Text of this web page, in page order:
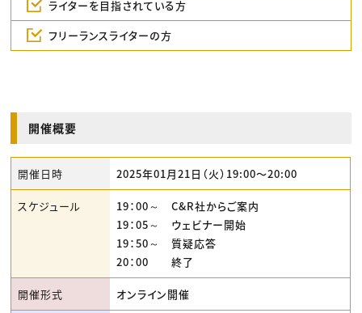
ライターを目指されている方
フリーランスライターの方
開催概要
開催日時 2025年01月21日（火）19:00〜20:00
スケジュール
19：00～ C&R社からご案内
19：05～ ウェビナー開始
19：50～ 質疑応答
20：00 終了
開催形式 オンライン開催